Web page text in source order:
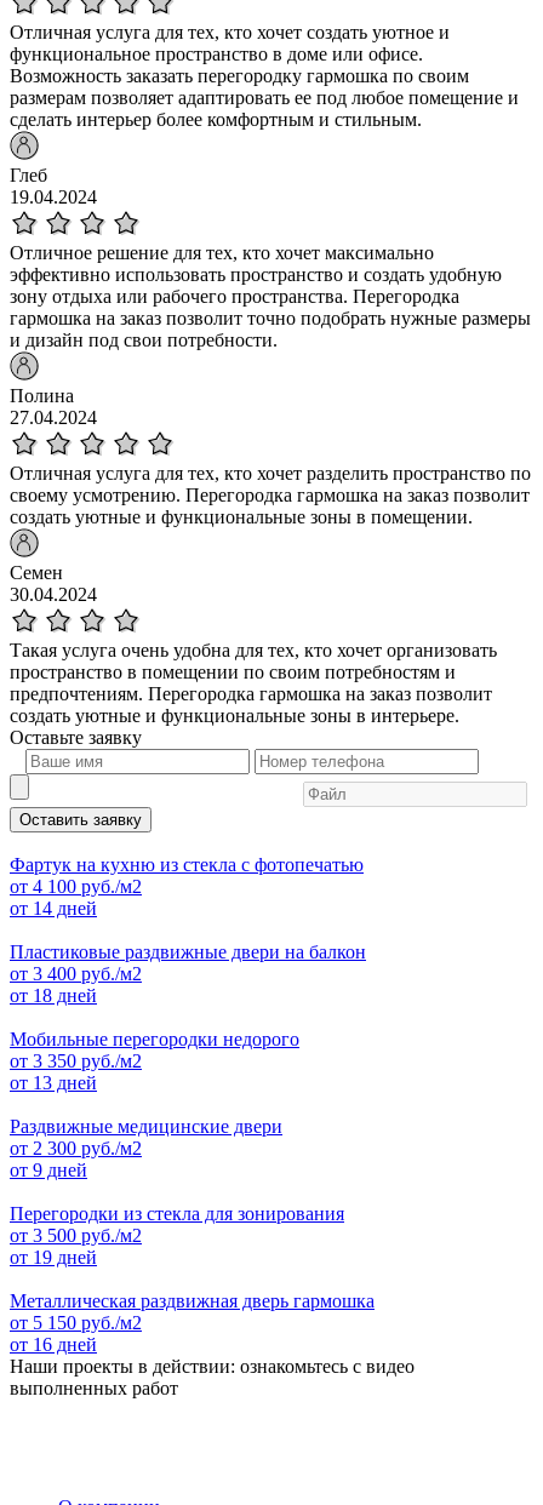
Отличная услуга для тех, кто хочет создать уютное и
функциональное пространство в доме или офисе.
Возможность заказать перегородку гармошка по своим
размерам позволяет адаптировать ее под любое помещение и
сделать интерьер более комфортным и стильным.
Глеб
19.04.2024
Отличное решение для тех, кто хочет максимально
эффективно использовать пространство и создать удобную
зону отдыха или рабочего пространства. Перегородка
гармошка на заказ позволит точно подобрать нужные размеры
и дизайн под свои потребности.
Полина
27.04.2024
Отличная услуга для тех, кто хочет разделить пространство по
своему усмотрению. Перегородка гармошка на заказ позволит
создать уютные и функциональные зоны в помещении.
Семен
30.04.2024
Такая услуга очень удобна для тех, кто хочет организовать
пространство в помещении по своим потребностям и
предпочтениям. Перегородка гармошка на заказ позволит
создать уютные и функциональные зоны в интерьере.
Оставьте заявку
Оставить заявку
Фартук на кухню из стекла с фотопечатью
от 4 100 руб./м2
от 14 дней
Пластиковые раздвижные двери на балкон
от 3 400 руб./м2
от 18 дней
Мобильные перегородки недорого
от 3 350 руб./м2
от 13 дней
Раздвижные медицинские двери
от 2 300 руб./м2
от 9 дней
Перегородки из стекла для зонирования
от 3 500 руб./м2
от 19 дней
Металлическая раздвижная дверь гармошка
от 5 150 руб./м2
от 16 дней
Наши проекты в действии: ознакомьтесь с видео
выполненных работ